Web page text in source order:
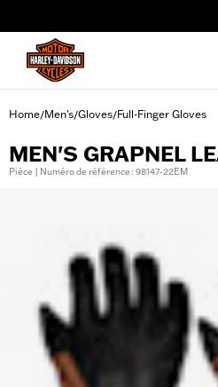
Home/Men's/Gloves/Full-Finger Gloves
MEN'S GRAPNEL
Pièce | Numéro de référence : 98147-22EM